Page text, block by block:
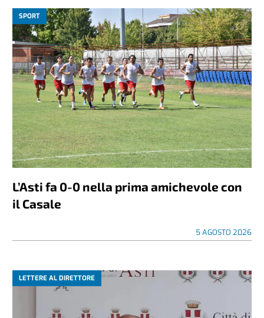
SPORT
L’Asti fa 0-0 nella prima amichevole con
il Casale
5 AGOSTO 2026
LETTERE AL DIRETTORE